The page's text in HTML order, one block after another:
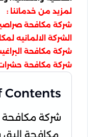
لمزيد من خدماتنا :
شركة مكافحة
الشركة الالمانيه
شركة مكافحة
شركة مكافحة
Contents
شركة مكافحة